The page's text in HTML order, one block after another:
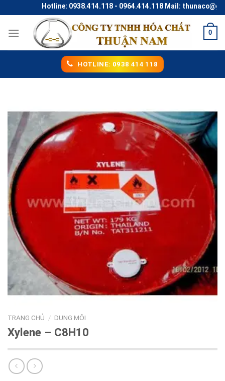
to
content
Hotline: 0938.414.118 - 0964.414.118 Mail:
0
HOTLINE: 0938 414 118
TRANG CHỦ / DUNG MÔI
Xylene – C8H10